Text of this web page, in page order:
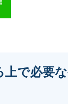
で必要